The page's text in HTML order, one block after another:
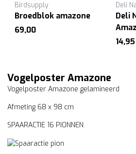
Birdsupply
Broedblok amazone
69,00
Deli
Deli
14,95
Vogelposter Amazone
Vogelposter Amazone gelamineerd
Afmeting 68 x 98 cm
SPAARACTIE 16 PIONNEN